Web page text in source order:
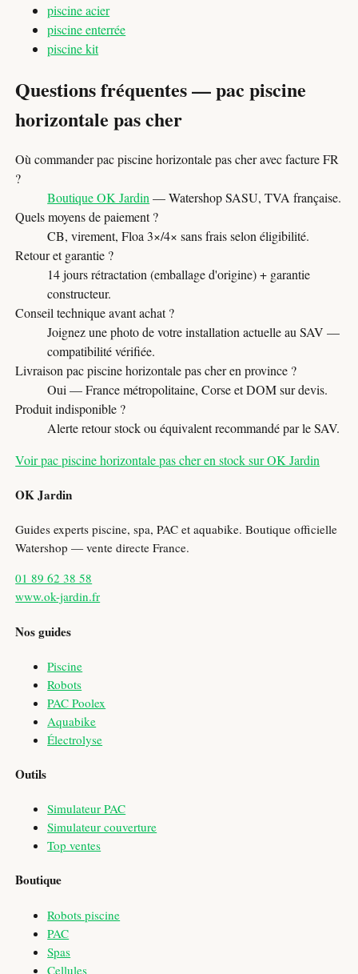
piscine acier
piscine enterrée
piscine kit
Questions fréquentes — pac piscine
horizontale pas cher
Où commander pac piscine horizontale pas cher avec facture FR
?
Boutique OK Jardin — Watershop SASU, TVA française.
Quels moyens de paiement ?
CB, virement, Floa 3×/4× sans frais selon éligibilité.
Retour et garantie ?
14 jours rétractation (emballage d'origine) + garantie
constructeur.
Conseil technique avant achat ?
Joignez une photo de votre installation actuelle au SAV —
compatibilité vérifiée.
Livraison pac piscine horizontale pas cher en province ?
Oui — France métropolitaine, Corse et DOM sur devis.
Produit indisponible ?
Alerte retour stock ou équivalent recommandé par le SAV.
Voir pac piscine horizontale pas cher en stock sur OK Jardin
OK Jardin
Guides experts piscine, spa, PAC et aquabike. Boutique officielle
Watershop — vente directe France.
01 89 62 38 58
www.ok-jardin.fr
Nos guides
Piscine
Robots
PAC Poolex
Aquabike
Électrolyse
Outils
Simulateur PAC
Simulateur couverture
Top ventes
Boutique
Robots piscine
PAC
Spas
Cellules